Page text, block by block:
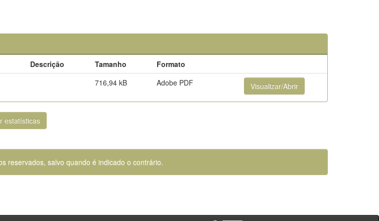
Descrição Tamanho
Formato
716,94 kB Adobe PDF Visualizar/Abrir
estatísticas
reservados, salvo quando é indicado o contrário.